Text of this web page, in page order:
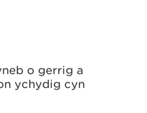
o gerrig a
ychydig cyn